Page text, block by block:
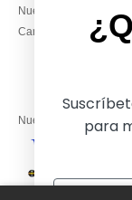
Nuestros compromisos
Camisetas locales al
Nuestros sociospara